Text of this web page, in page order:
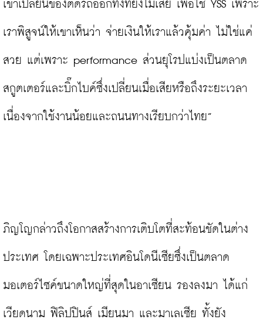
เขาเปลี่ยนของติดรถออกทั้งที่ยังไม่เสีย เพื่อใช้ YSS เพราะ
เราพิสูจน์ให้เขาเห็นว่า จ่ายเงินให้เราแล้วคุ้มค่า ไม่ใช่แค่
สวย แต่เพราะ performance ส่วนยุโรปแบ่งเป็นตลาด
สกูตเตอร์และบิ๊กไบค์ซึ่งเปลี่ยนเมื่อเสียหรือถึงระยะเวลา
เนื่องจากใช้งานน้อยและถนนทางเรียบกว่าไทย”
ภิญโญกล่าวถึงโอกาสสร้างการเติบโตที่สะท้อนชัดในต่าง
ประเทศ โดยเฉพาะประเทศอินโดนีเซียซึ่งเป็นตลาด
มอเตอร์ไซค์ขนาดใหญ่ที่สุดในอาเซียน รองลงมา ได้แก่
เวียดนาม ฟิลิปปินส์ เมียนมา และมาเลเซีย ทั้งยัง